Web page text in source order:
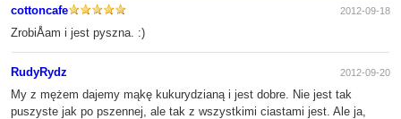
cottoncafe 2012-09-18
ZrobiÅam i jest pyszna. :)
RudyRydz 2012-09-20
My z mężem dajemy mąkę kukurydzianą i jest dobre. Nie jest tak
puszyste jak po pszennej, ale tak z wszystkimi ciastami jest. Ale ja,